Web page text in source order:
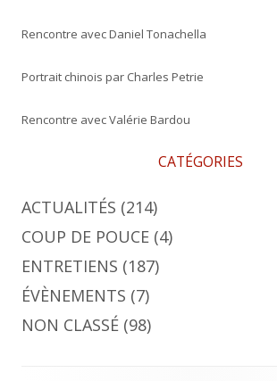
Rencontre avec Daniel Tonachella
Portrait chinois par Charles Petrie
Rencontre avec Valérie Bardou
CATÉGORIES
ACTUALITÉS (214)
COUP DE POUCE (4)
ENTRETIENS (187)
ÉVÈNEMENTS (7)
NON CLASSÉ (98)